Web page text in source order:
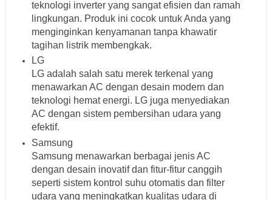
teknologi inverter yang sangat efisien dan ramah
lingkungan. Produk ini cocok untuk Anda yang
menginginkan kenyamanan tanpa khawatir
tagihan listrik membengkak.
LG
LG adalah salah satu merek terkenal yang
menawarkan AC dengan desain modern dan
teknologi hemat energi. LG juga menyediakan
AC dengan sistem pembersihan udara yang
efektif.
Samsung
Samsung menawarkan berbagai jenis AC
dengan desain inovatif dan fitur-fitur canggih
seperti sistem kontrol suhu otomatis dan filter
udara yang meningkatkan kualitas udara di